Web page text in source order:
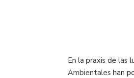
En la praxis de las
Ambientales han